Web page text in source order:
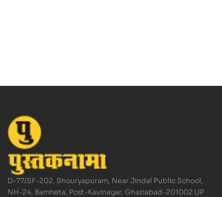
D-77/SF-202, Shouryapuram, Near Jindal Public School,
NH-24, Bamheta, Post-Kavinagar, Ghaziabad-201002 UP